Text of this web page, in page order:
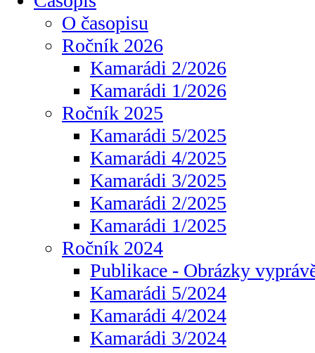
O časopisu
Ročník 2026
Kamarádi 2/2026
Kamarádi 1/2026
Ročník 2025
Kamarádi 5/2025
Kamarádi 4/2025
Kamarádi 3/2025
Kamarádi 2/2025
Kamarádi 1/2025
Ročník 2024
Publikace - Obrázky
Kamarádi 5/2024
Kamarádi 4/2024
Kamarádi 3/2024